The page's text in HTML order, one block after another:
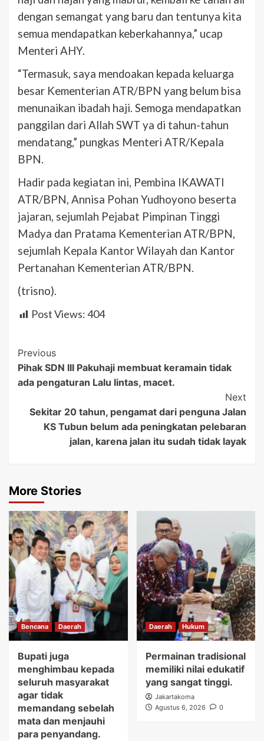
dengan semangat yang baru dan tentunya kita
semua mendapatkan keberkahannya,” ucap
Menteri AHY.
“Termasuk, saya mendoakan kepada keluarga
besar Kementerian ATR/BPN yang belum bisa
menunaikan ibadah haji. Semoga mendapatkan
panggilan dari Allah SWT ya di tahun-tahun
mendatang,” pungkas Menteri ATR/Kepala
BPN.
Hadir pada kegiatan ini, Pembina IKAWATI
ATR/BPN, Annisa Pohan Yudhoyono beserta
jajaran, sejumlah Pejabat Pimpinan Tinggi
Madya dan Pratama Kementerian ATR/BPN,
sejumlah Kepala Kantor Wilayah dan Kantor
Pertanahan Kementerian ATR/BPN.
(trisno).
Post Views:404
Post
Navigation
Previous
Pihak SDN III Pakuhaji membuat keramain tidak
ada pengaturan Lalu lintas, macet.
Next
Sekitar 20 tahun, pengamat dari penguna Jalan
KS Tubun belum ada peningkatan pelebaran
jalan, karena jalan itu sudah tidak layak
More Stories
Bencana Daerah
Bupati juga
menghimbau kepada
seluruh masyarakat
agar tidak
memandang sebelah
mata dan menjauhi
para penyandang.
Daerah Hukum
Permainan tradisional
memiliki nilai edukatif
yang sangat tinggi.
Jakartakoma
Agustus 6, 2026
0